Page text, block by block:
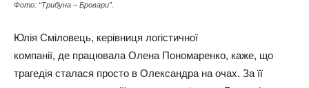
Фото: “Трибуна – Бровари”.
Юлія Сміловець, керівниця логістичної
компанії, де працювала Олена Пономаренко, каже, що
трагедія сталася просто в Олександра на очах. За її